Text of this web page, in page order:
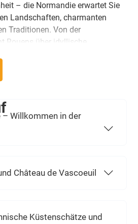
– die Normandie erwartet Sie
Landschaften, charmanten
Traditionen. Von der
Rouens über idyllische
die mit jeder Station neue
Sie genussvolle Momente bei
historische Schlösser und
erzählen. Diese Reise
Eindrücke, sondern auch
– Willkommen in der
Château de Vascoeuil
Küstenschätze und